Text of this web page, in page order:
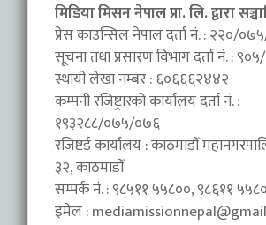
मिडिया मिसन नेपाल प्रा. लि. द्वारा
प्रेस काउन्सिल नेपाल दर्ता नं. : २२०/
सूचना तथा प्रसारण विभाग दर्ता नं. :
स्थायी लेखा नम्बर : ६०६६६२४४२
कम्पनी रजिष्ट्रारको कार्यालय दर्ता नं. :
१९३२८८/०७५/०७६
रजिष्टर्ड कार्यालय : काठमाडौँ
३२, काठमाडौँ
सम्पर्क नं. : ९८५११ ५५८००, ९८६११
इमेल :